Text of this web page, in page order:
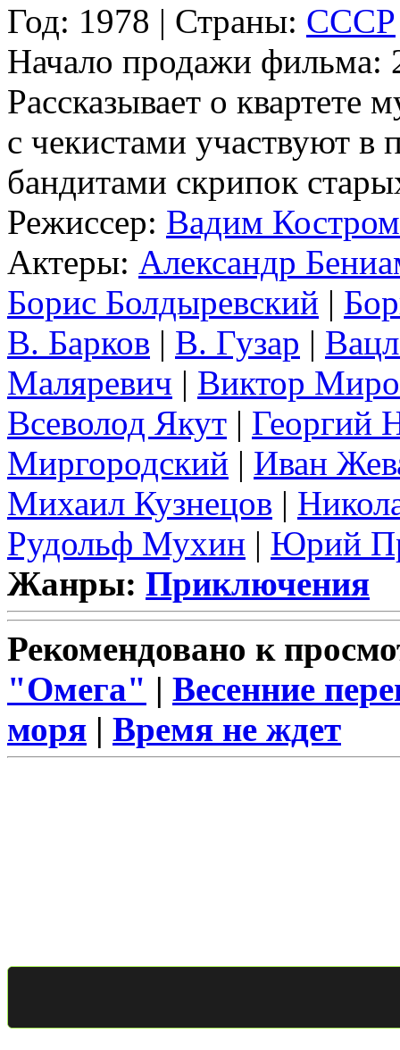
Год: 1978 | Страны: СССР
Начало продажи фильма:
Рассказывает о квартете
с чекистами участвуют в
бандитами скрипок
Режиссер: Вадим
Актеры: Александр
Борис Болдыревский |
В. Барков | В. Гузар |
Маляревич | Виктор
Всеволод Якут | Георгий
Миргородский | Иван
Михаил Кузнецов |
Рудольф Мухин | Юрий
Жанры: Приключения
Рекомендовано к
"Омега" | Весенние
моря | Время не ждет